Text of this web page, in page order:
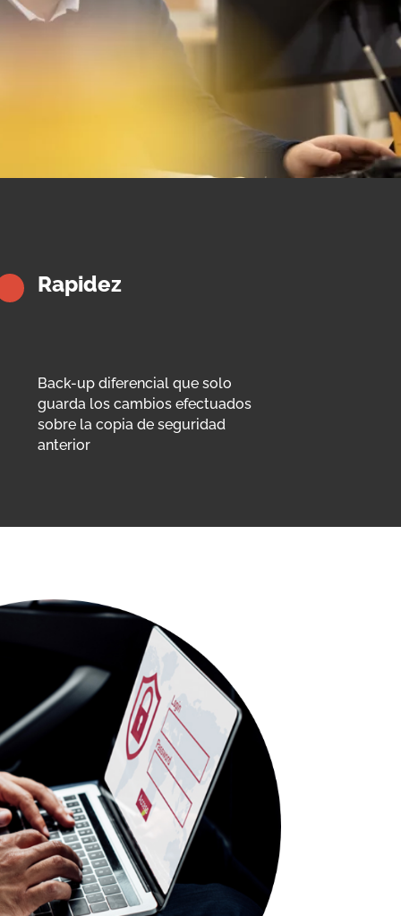
Rapidez
Back-up diferencial que solo
guarda los cambios efectuados
sobre la copia de seguridad
anterior